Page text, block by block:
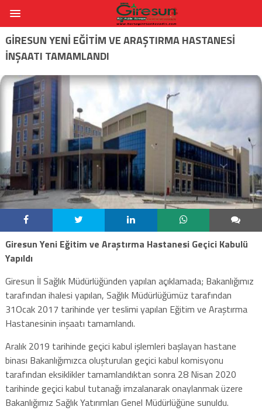
GIRESUN YENI EĞITIM VE ARAŞTIRMA HASTANESI
İNŞAATI TAMAMLANDI
Giresun Yeni Eğitim ve Araştırma Hastanesi Geçici Kabulü
Yapıldı
Giresun İl Sağlık Müdürlüğünden yapılan açıklamada; Bakanlığımız
tarafından ihalesi yapılan, Sağlık Müdürlüğümüz tarafından
31Ocak 2017 tarihinde yer teslimi yapılan Eğitim ve Araştırma
Hastanesinin inşaatı tamamlandı.
Aralık 2019 tarihinde geçici kabul işlemleri başlayan hastane
binası Bakanlığımızca oluşturulan geçici kabul komisyonu
tarafından eksiklikler tamamlandıktan sonra 28 Nisan 2020
tarihinde geçici kabul tutanağı imzalanarak onaylanmak üzere
Bakanlığımız Sağlık Yatırımları Genel Müdürlüğüne sunuldu.